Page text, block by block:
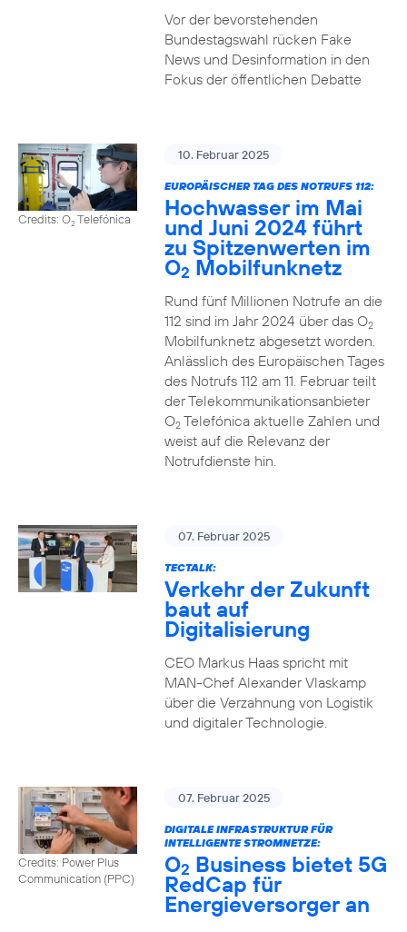
Vor der bevorstehenden
Bundestagswahl rücken Fake
News und Desinformation in den
Fokus der öffentlichen Debatte
Credits: O2Telefónica
10. Februar 2025
EUROPÄISCHER TAG DES NOTRUFS 112:
Hochwasser im Mai
und Juni 2024 führt
zu Spitzenwerten im
O2 Mobilfunknetz
Rund fünf Millionen Notrufe an die
112 sind im Jahr 2024 über das O2
Mobilfunknetz abgesetzt worden.
Anlässlich des Europäischen Tages
des Notrufs 112 am 11. Februar teilt
der Telekommunikationsanbieter
O2Telefónica aktuelle Zahlen und
weist auf die Relevanz der
Notrufdienste hin.
07. Februar 2025
TECTALK:
Verkehr der Zukunft
baut auf
Digitalisierung
CEO Markus Haas spricht mit
MAN-Chef Alexander Vlaskamp
über die Verzahnung von Logistik
und digitaler Technologie.
Credits: Power Plus
Communication (PPC)
07. Februar 2025
DIGITALE INFRASTRUKTUR FÜR
INTELLIGENTE STROMNETZE:
O2 Business bietet 5G
RedCap für
Energieversorger an